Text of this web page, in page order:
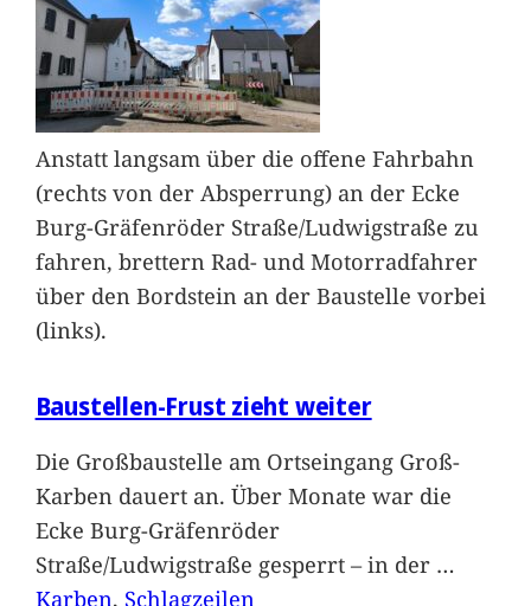
Anstatt langsam über die offene Fahrbahn
(rechts von der Absperrung) an der Ecke
Burg-Gräfenröder Straße/Ludwigstraße zu
fahren, brettern Rad- und Motorradfahrer
über den Bordstein an der Baustelle vorbei
(links).
Baustellen-Frust zieht weiter
Die Großbaustelle am Ortseingang Groß-
Karben dauert an. Über Monate war die
Ecke Burg-Gräfenröder
Straße/Ludwigstraße gesperrt – in der …
Karben, Schlagzeilen